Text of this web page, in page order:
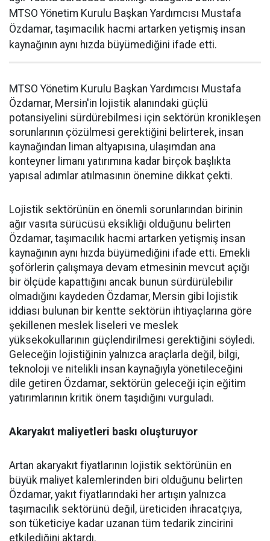
MTSO Yönetim Kurulu Başkan Yardımcısı Mustafa
Özdamar, taşımacılık hacmi artarken yetişmiş insan
kaynağının aynı hızda büyümediğini ifade etti.
MTSO Yönetim Kurulu Başkan Yardımcısı Mustafa
Özdamar, Mersin'in lojistik alanındaki güçlü
potansiyelini sürdürebilmesi için sektörün kronikleşen
sorunlarının çözülmesi gerektiğini belirterek, insan
kaynağından liman altyapısına, ulaşımdan ana
konteyner limanı yatırımına kadar birçok başlıkta
yapısal adımlar atılmasının önemine dikkat çekti.
Lojistik sektörünün en önemli sorunlarından birinin
ağır vasıta sürücüsü eksikliği olduğunu belirten
Özdamar, taşımacılık hacmi artarken yetişmiş insan
kaynağının aynı hızda büyümediğini ifade etti. Emekli
şoförlerin çalışmaya devam etmesinin mevcut açığı
bir ölçüde kapattığını ancak bunun sürdürülebilir
olmadığını kaydeden Özdamar, Mersin gibi lojistik
iddiası bulunan bir kentte sektörün ihtiyaçlarına göre
şekillenen meslek liseleri ve meslek
yüksekokullarının güçlendirilmesi gerektiğini söyledi.
Geleceğin lojistiğinin yalnızca araçlarla değil, bilgi,
teknoloji ve nitelikli insan kaynağıyla yönetileceğini
dile getiren Özdamar, sektörün geleceği için eğitim
yatırımlarının kritik önem taşıdığını vurguladı.
Akaryakıt maliyetleri baskı oluşturuyor
Artan akaryakıt fiyatlarının lojistik sektörünün en
büyük maliyet kalemlerinden biri olduğunu belirten
Özdamar, yakıt fiyatlarındaki her artışın yalnızca
taşımacılık sektörünü değil, üreticiden ihracatçıya,
son tüketiciye kadar uzanan tüm tedarik zincirini
etkilediğini aktardı.